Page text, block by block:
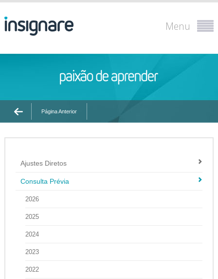
Menu
Página Anterior
Ajustes Diretos
Consulta Prévia
2026
2025
2024
2023
2022